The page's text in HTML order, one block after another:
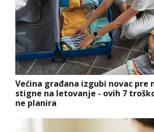
Većina građana izgubi novac pre
stigne na letovanje - ovih 7
ne planira